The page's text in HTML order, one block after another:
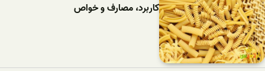
کاربرد، مصارف و خواص